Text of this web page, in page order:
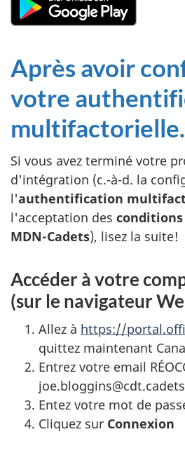
Après avoir
votre
multifactorielle.
Si vous avez terminé votre
d'intégration (c.-à-d. la
l'authentification
l'acceptation des
MDN-Cadets), lisez la suite!
Accéder à votre
(sur le navigateur
Allez à https://
quittez maintenant
Entrez votre email
Entez votre mot de
Cliquez sur Connexion